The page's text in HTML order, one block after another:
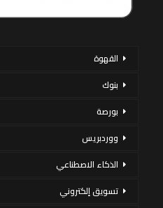
القهوة
بنوك
بورصة
ووردبريس
الذكاء الاصطناعي
تسويق إلكتروني